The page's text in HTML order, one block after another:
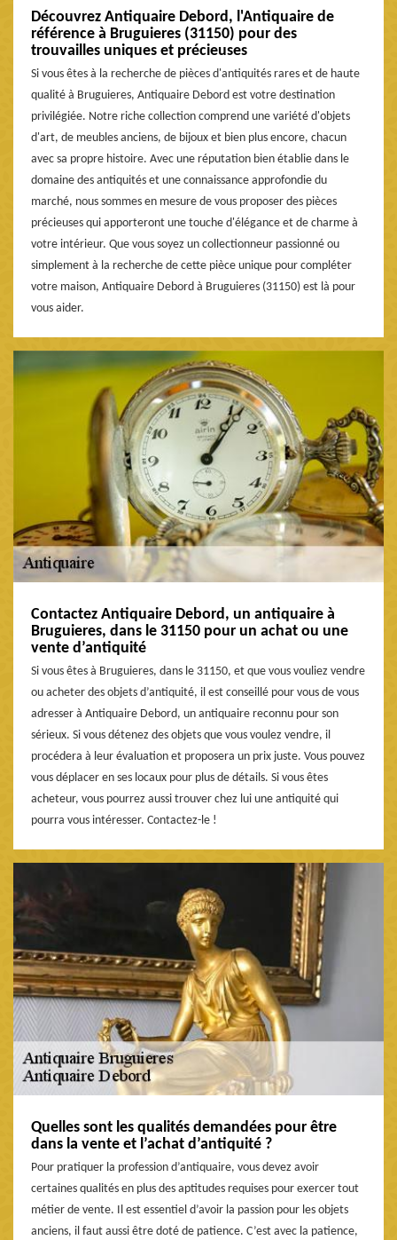
Découvrez Antiquaire Debord, l'Antiquaire de
référence à Bruguieres (31150) pour des
trouvailles uniques et précieuses
Si vous êtes à la recherche de pièces d'antiquités rares et de haute
qualité à Bruguieres, Antiquaire Debord est votre destination
privilégiée. Notre riche collection comprend une variété d'objets
d'art, de meubles anciens, de bijoux et bien plus encore, chacun
avec sa propre histoire. Avec une réputation bien établie dans le
domaine des antiquités et une connaissance approfondie du
marché, nous sommes en mesure de vous proposer des pièces
précieuses qui apporteront une touche d'élégance et de charme à
votre intérieur. Que vous soyez un collectionneur passionné ou
simplement à la recherche de cette pièce unique pour compléter
votre maison, Antiquaire Debord à Bruguieres (31150) est là pour
vous aider.
Contactez Antiquaire Debord, un antiquaire à
Bruguieres, dans le 31150 pour un achat ou une
vente d’antiquité
Si vous êtes à Bruguieres, dans le 31150, et que vous vouliez vendre
ou acheter des objets d’antiquité, il est conseillé pour vous de vous
adresser à Antiquaire Debord, un antiquaire reconnu pour son
sérieux. Si vous détenez des objets que vous voulez vendre, il
procédera à leur évaluation et proposera un prix juste. Vous pouvez
vous déplacer en ses locaux pour plus de détails. Si vous êtes
acheteur, vous pourrez aussi trouver chez lui une antiquité qui
pourra vous intéresser. Contactez-le !
Quelles sont les qualités demandées pour être
dans la vente et l’achat d’antiquité ?
Pour pratiquer la profession d’antiquaire, vous devez avoir
certaines qualités en plus des aptitudes requises pour exercer tout
métier de vente. Il est essentiel d’avoir la passion pour les objets
anciens, il faut aussi être doté de patience. C’est avec la patience,